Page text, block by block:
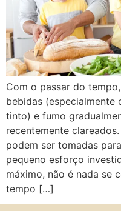
Com o passar do
bebidas (especialmente
tinto) e fumo
recentemente
podem ser tomadas
pequeno esforço
máximo, não é nada se
tempo […]